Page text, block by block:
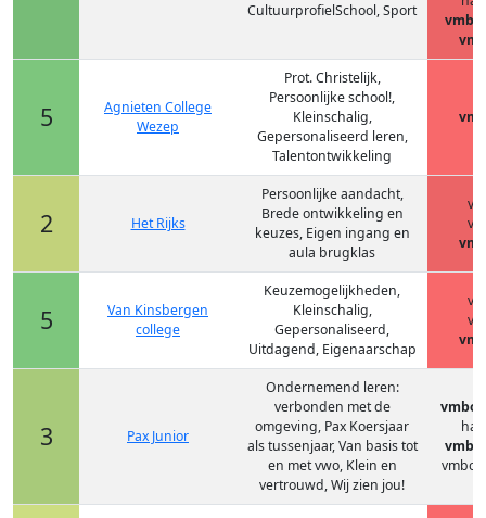
CultuurprofielSchool, Sport
5
Agnieten College
Wezep
Prot. Christelijk,
Persoonlijke school!,
Kleinschalig,
Gepersonaliseerd leren,
Talentontwikkeling
2 Het Rijks
Persoonlijke aandacht,
Brede ontwikkeling en
keuzes, Eigen ingang en
aula brugklas
5
Van Kinsbergen
college
Keuzemogelijkheden,
Kleinschalig,
Gepersonaliseerd,
Uitdagend, Eigenaarschap
3 Pax Junior
Ondernemend leren:
verbonden met de
omgeving, Pax Koersjaar
als tussenjaar, Van basis tot
en met vwo, Klein en
vertrouwd, Wij zien jou!
vmbo-
vmbo-